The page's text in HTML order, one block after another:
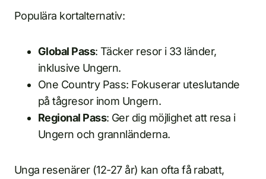
Populära kortalternativ:
Global Pass: Täcker resor i 33 länder,
inklusive Ungern.
One Country Pass: Fokuserar uteslutande
på tågresor inom Ungern.
Regional Pass: Ger dig möjlighet att resa i
Ungern och grannländerna.
Unga resenärer (12-27 år) kan ofta få rabatt,